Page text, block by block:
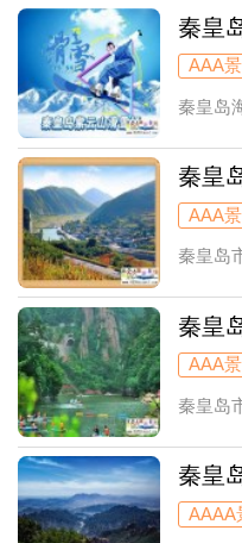
秦皇
AAA
秦皇岛
秦皇
AAA
秦皇岛
秦皇
季高
AAA
秦皇岛
秦皇
雪摄
AAAA